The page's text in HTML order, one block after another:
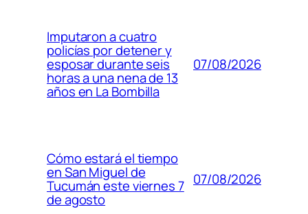
Imputaron a cuatro
policías por detener y
esposar durante seis
horas a una nena de 13
años en La Bombilla
07/08/2026
Cómo estará el tiempo
en San Miguel de
Tucumán este viernes 7
de agosto
07/08/2026